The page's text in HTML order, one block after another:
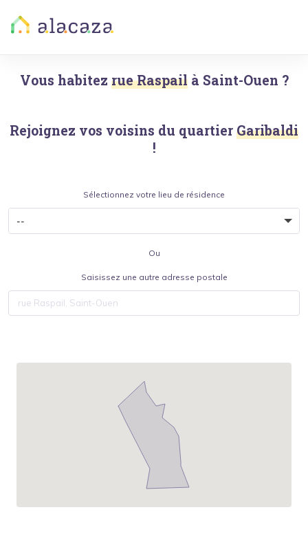
Vous habitez rue Raspail à Saint-Ouen ?
Rejoignez vos voisins du quartier Garibaldi
!
Sélectionnez votre lieu de résidence
Ou
Saisissez une autre adresse postale